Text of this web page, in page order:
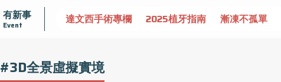
有新事
Event
守護骨骼健康 達文西手術專欄 2025植牙指南 漸凍不孤單
#3D全景虛擬實境